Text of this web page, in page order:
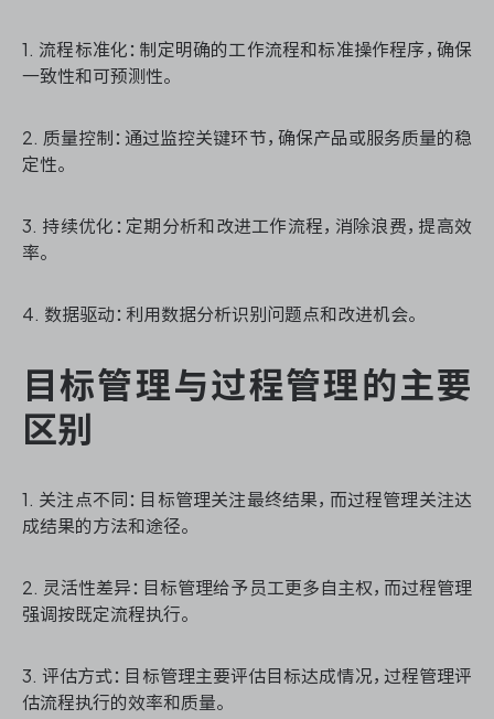
1. 流程标准化：制定明确的工作流程和标准操作程序，确保
一致性和可预测性。
2. 质量控制：通过监控关键环节，确保产品或服务质量的稳
定性。
3. 持续优化：定期分析和改进工作流程，消除浪费，提高效
率。
4. 数据驱动：利用数据分析识别问题点和改进机会。
目标管理与过程管理的主要
区别
1. 关注点不同：目标管理关注最终结果，而过程管理关注达
成结果的方法和途径。
2. 灵活性差异：目标管理给予员工更多自主权，而过程管理
强调按既定流程执行。
3. 评估方式：目标管理主要评估目标达成情况，过程管理评
估流程执行的效率和质量。